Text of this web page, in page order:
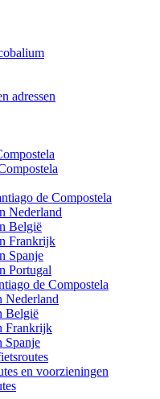
adressen
de Compostela
Nederland
België
Frankrijk
Spanje
Portugal
de Compostela
Nederland
België
Frankrijk
Spanje
en voorzieningen